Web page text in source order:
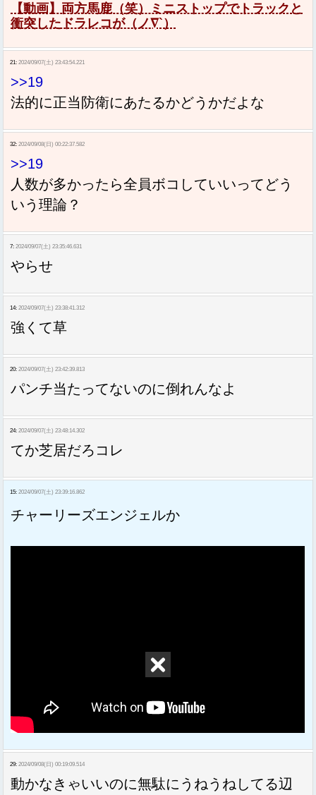
【動画】両方馬鹿（笑）ミニストップでトラックと
衝突したドラレコが（ノ∇`）
21: 2024/09/07(土) 23:43:54.221
>>19
法的に正当防衛にあたるかどうかだよな
32: 2024/09/08(日) 00:22:37.582
>>19
人数が多かったら全員ボコしていいってどう
いう理論？
7: 2024/09/07(土) 23:35:46.631
やらせ
14: 2024/09/07(土) 23:38:41.312
強くて草
20: 2024/09/07(土) 23:42:39.813
パンチ当たってないのに倒れんなよ
24: 2024/09/07(土) 23:48:14.302
てか芝居だろコレ
15: 2024/09/07(土) 23:39:16.862
チャーリーズエンジェルか
29: 2024/09/08(日) 00:19:09.514
動かなきゃいいのに無駄にうねうねしてる辺